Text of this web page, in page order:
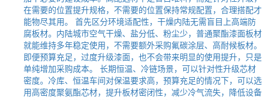
在需要的位置提升规格，不需要的位置保持常规配置，合理搭配才
能物尽其用。 首先区分环境适配性，干燥内陆无需盲目上高端防
腐板材。内陆城市空气干燥、盐分低、粉尘少，普通聚酯漆面板材
就能维持多年稳定使用，不需要额外采购氟碳涂层、高耐候板材。
即便预算充足，过度升级漆面，也不会带来明显的使用提升，只是
单纯增加采购成本。 长期恒温、冷链场景，可以针对性升级芯材
密度。冷库、恒温车间对保温要求高，预算充足的情况下，可以选
用高密度聚氨酯芯材，提升板材密闭性，减少冷气流失，降低设备